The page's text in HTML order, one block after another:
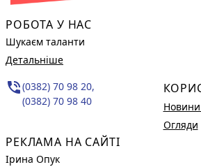
РОБОТА У НАС
Шукаєм таланти
Детальніше
phone_in_talk(0382) 70 98 20,
(0382) 70 98 40
РЕКЛАМА НА САЙТІ
Ірина Опук
Огляди